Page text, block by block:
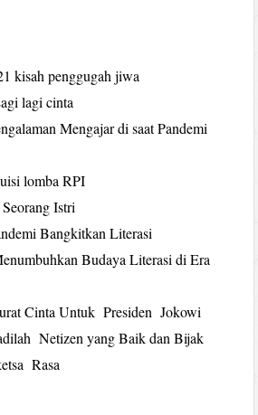
kisah penggugah jiwa
lagi cinta
Mengajar di saat Pandemi
lomba RPI
Istri
Bangkitkan Literasi
Budaya Literasi di Era
Cinta Untuk Presiden Jokowi
Netizen yang Baik dan Bijak
Rasa